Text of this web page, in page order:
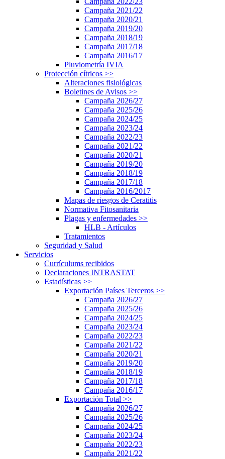
Campaña 2021/22
Campaña 2020/21
Campaña 2019/20
Campaña 2018/19
Campaña 2017/18
Campaña 2016/17
Pluviometría IVIA
Protección cítricos >>
Alteraciones fisiológicas
Boletines de Avisos >>
Campaña 2026/27
Campaña 2025/26
Campaña 2024/25
Campaña 2023/24
Campaña 2022/23
Campaña 2021/22
Campaña 2020/21
Campaña 2019/20
Campaña 2018/19
Campaña 2017/18
Campaña 2016/2017
Mapas de riesgos de Ceratitis
Normativa Fitosanitaria
Plagas y enfermedades >>
HLB - Artículos
Tratamientos
Seguridad y Salud
Servicios
Currículums recibidos
Declaraciones INTRASTAT
Estadísticas >>
Exportación Países Terceros >>
Campaña 2026/27
Campaña 2025/26
Campaña 2024/25
Campaña 2023/24
Campaña 2022/23
Campaña 2021/22
Campaña 2020/21
Campaña 2019/20
Campaña 2018/19
Campaña 2017/18
Campaña 2016/17
Exportación Total >>
Campaña 2026/27
Campaña 2025/26
Campaña 2024/25
Campaña 2023/24
Campaña 2022/23
Campaña 2021/22